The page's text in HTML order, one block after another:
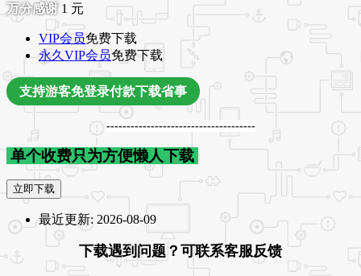
1 元
VIP会员免费下载
永久VIP会员免费下载
支持游客免登录付款下载省事
-------------------------------------
单个收费只为方便懒人下载
立即下载
最近更新: 2026-08-09
下载遇到问题？可联系客服反馈